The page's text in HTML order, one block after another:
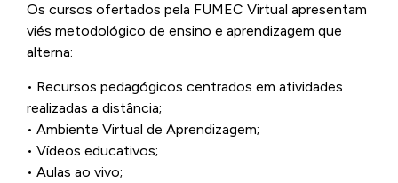
Os cursos ofertados pela FUMEC Virtual apresentam
viés metodológico de ensino e aprendizagem que
alterna:
• Recursos pedagógicos centrados em atividades
realizadas a distância;
• Ambiente Virtual de Aprendizagem;
• Vídeos educativos;
• Aulas ao vivo;